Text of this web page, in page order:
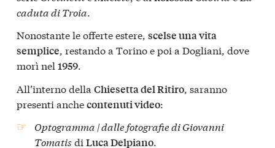
caduta di Troia.
Nonostante le offerte estere, scelse una vita
semplice, restando a Torino e poi a Dogliani, dove
morì nel 1959.
All’interno della Chiesetta del Ritiro, saranno
presenti anchecontenuti video:
Optogramma | dalle fotografie di Giovanni
Tomatis diLuca Delpiano.